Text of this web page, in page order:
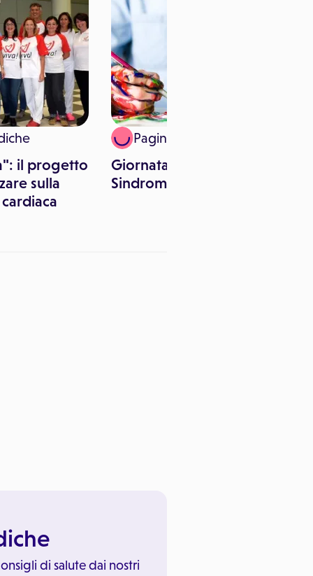
il progetto
sulla
Paginemediche
Giornata Mondiale della
Sindrome di Asperger
di salute dai nostri